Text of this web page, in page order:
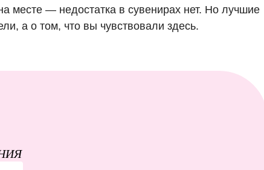
— недостатка в сувенирах нет. Но лучшие
а о том, что вы чувствовали здесь.